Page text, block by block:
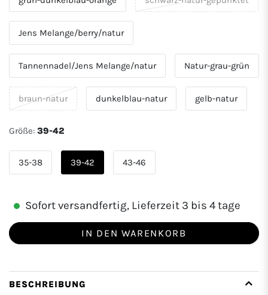
Jens Melange/berry/natur
Tannennadel/Jens Melange/natur Natur-grau-grün
braun-natur dunkelblau-natur gelb-natur
Größe: 39-42
35-38 39-42 43-46
Sofort versandfertig, Lieferzeit 3 bis 4 tage
IN DEN WARENKORB
BESCHREIBUNG